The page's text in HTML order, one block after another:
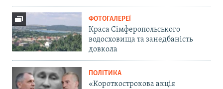
ФОТОГАЛЕРЕЇ
Краса Сімферопольського
водосховища та занедбаність
довкола
ПОЛІТИКА
«Короткострокова акція